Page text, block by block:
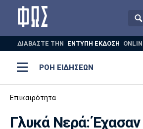
ΔΙΑΒΑΣΤΕ THN ΕΝΤΥΠΗ ΕΚΔΟΣΗ
ΡΟΗ ΕΙΔΗΣΕΩΝ
ΠΟΔΟΣΦΑΙΡΟ
Ποδόσφαιρο
Super League 1
Μπάσκετ
Επικαιρότητα
Γλυκά Νερά: Έχασαν